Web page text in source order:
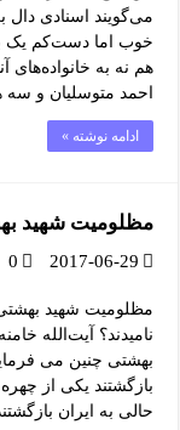
می‌گویند اسنادی دال
خوب اما دست‌کم یک
هم نه به خانواده‌های
احمد متوسلیان و
ادامه نوشته »
مظلومیت شهید
2017-06-29
0
مظلومیت شهید
نامیدند؟ آیت‌الله
بهشتی چنین می
بازگشتند یکی از
حالی به ایران